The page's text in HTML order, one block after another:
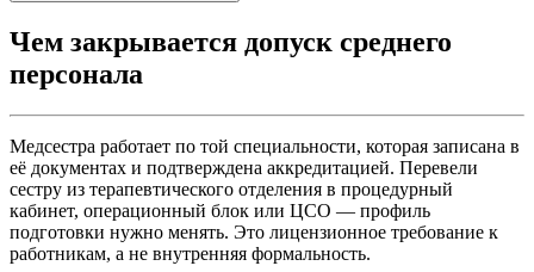
Чем закрывается допуск среднего
персонала
Медсестра работает по той специальности, которая записана в
её документах и подтверждена аккредитацией. Перевели
сестру из терапевтического отделения в процедурный
кабинет, операционный блок или ЦСО — профиль
подготовки нужно менять. Это лицензионное требование к
работникам, а не внутренняя формальность.